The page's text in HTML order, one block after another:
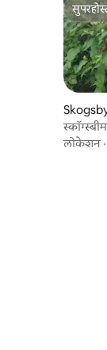
कॉटेज.
लोकेशन